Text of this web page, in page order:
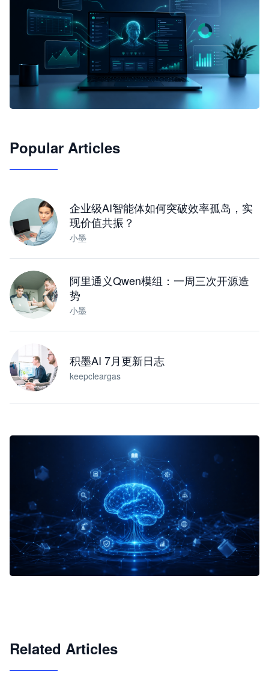
JimoClaw 桌面 AI Agent 工作台
Popular Articles
企业级AI智能体如何突破效率孤岛，实
现价值共振？
小墨
阿里通义Qwen模组：一周三次开源造
势
小墨
积墨AI 7月更新日志
keepcleargas
Related Articles